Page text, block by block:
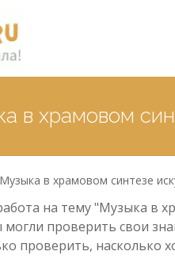
в храмовом
Музыка в храмовом синтезе
на тему "Музыка в
проверить свои
проверить, насколько